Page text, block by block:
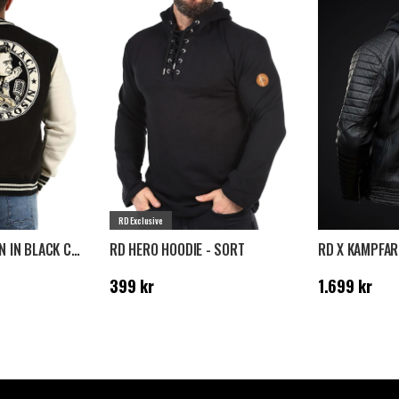
KING KEROSIN MAN IN BLACK COLLEGEJAKKE - SORT
RD Exclusive
RD HERO HOODIE - SORT
Pris: 399 kr
399 kr
Pris:1.699 kr
1.699 kr